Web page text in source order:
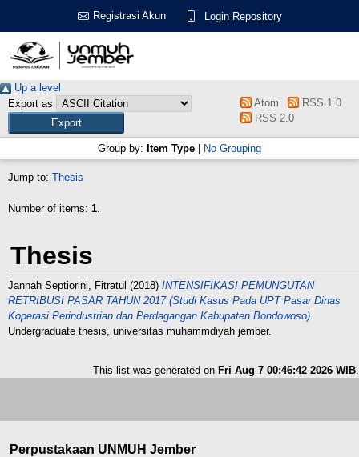
Registrasi Akun Login Repository
Up a level
Export as
Atom
RSS 1.0
RSS 2.0
Group by: Item Type No Grouping
Jump to: Thesis
Number of items: 1.
Thesis
Jannah Septiorini, Fitratul (2018) INTENSIFIKASI PEMUNGUTAN
RETRIBUSI PASAR TAHUN 2017 (Studi Kasus Pada UPT Pasar Dinas
Koperasi Perindustrian dan Perdagangan Kabupaten Bondowoso).
Undergraduate thesis, universitas muhammdiyah jember.
This list was generated on Fri Aug 7 00:46:42 2026 WIB.
Perpustakaan UNMUH Jember